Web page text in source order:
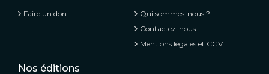
Faire un don
Qui sommes-nous ?
Contactez-nous
Mentions légales et CGV
Nos éditions